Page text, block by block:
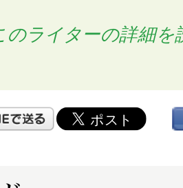
のライターの詳細を